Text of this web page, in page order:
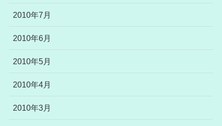
2010年7月
2010年6月
2010年5月
2010年4月
2010年3月